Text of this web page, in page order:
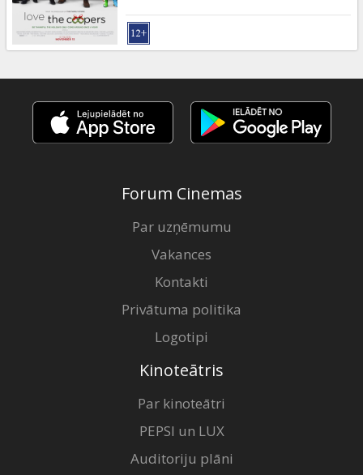
Uzkodas
B2B
Kino
Klubs
Forum Cinemas
Par uzņēmumu
Vakances
Kontakti
Privātuma politika
Logotipi
Kinoteātris
Par kinoteātri
PEPSI un LUX
Auditoriju plāni